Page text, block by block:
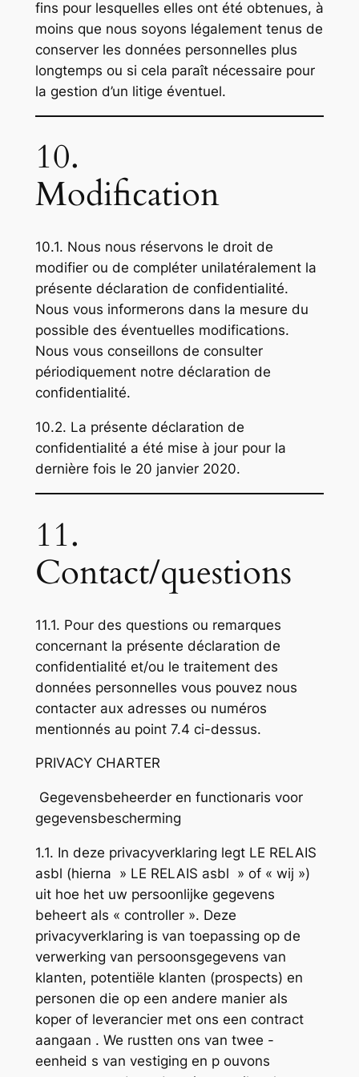
fins pour lesquelles elles ont été obtenues, à
moins que nous soyons légalement tenus de
conserver les données personnelles plus
longtemps ou si cela paraît nécessaire pour
la gestion d’un litige éventuel.
10.
Modification
10.1. Nous nous réservons le droit de
modifier ou de compléter unilatéralement la
présente déclaration de confidentialité.
Nous vous informerons dans la mesure du
possible des éventuelles modifications.
Nous vous conseillons de consulter
périodiquement notre déclaration de
confidentialité.
10.2. La présente déclaration de
confidentialité a été mise à jour pour la
dernière fois le 20 janvier 2020.
11.
Contact/questions
11.1. Pour des questions ou remarques
concernant la présente déclaration de
confidentialité et/ou le traitement des
données personnelles vous pouvez nous
contacter aux adresses ou numéros
mentionnés au point 7.4 ci-dessus.
PRIVACY CHARTER
Gegevensbeheerder en functionaris voor
gegevensbescherming
1.1. In deze privacyverklaring legt LE RELAIS
asbl (hierna » LE RELAIS asbl » of « wij »)
uit hoe het uw persoonlijke gegevens
beheert als « controller ». Deze
privacyverklaring is van toepassing op de
verwerking van persoonsgegevens van
klanten, potentiële klanten (prospects) en
personen die op een andere manier als
koper of leverancier met ons een contract
aangaan . We rustten ons van twee -
eenheid s van vestiging en p ouvons